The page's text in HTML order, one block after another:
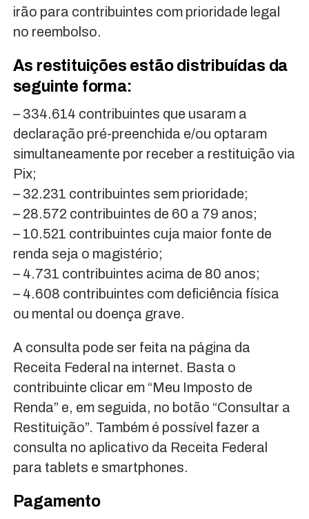
irão para contribuintes com prioridade legal
no reembolso.
As restituições estão distribuídas da
seguinte forma:
– 334.614 contribuintes que usaram a
declaração pré-preenchida e/ou optaram
simultaneamente por receber a restituição via
Pix;
– 32.231 contribuintes sem prioridade;
– 28.572 contribuintes de 60 a 79 anos;
– 10.521 contribuintes cuja maior fonte de
renda seja o magistério;
– 4.731 contribuintes acima de 80 anos;
– 4.608 contribuintes com deficiência física
ou mental ou doença grave.
A consulta pode ser feita na página da
Receita Federal na internet. Basta o
contribuinte clicar em “Meu Imposto de
Renda” e, em seguida, no botão “Consultar a
Restituição”. Também é possível fazer a
consulta no aplicativo da Receita Federal
para tablets e smartphones.
Pagamento